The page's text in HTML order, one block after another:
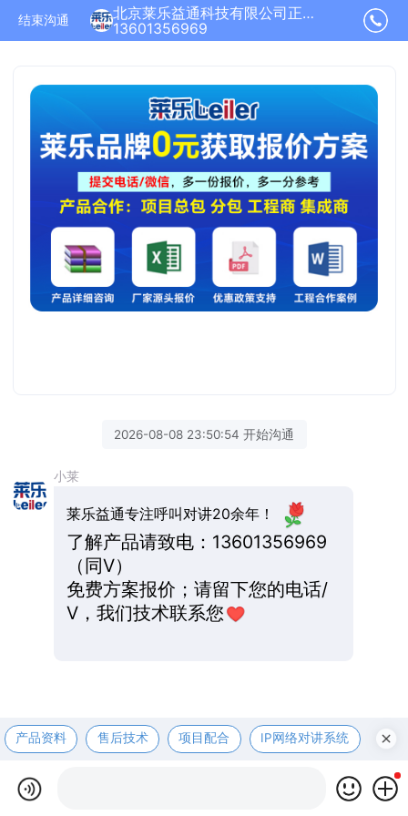
结束沟通
北京莱乐益通科技有限公司正在为您服务
13601356969
2026-08-08 23:50:54 开始沟通
小莱
莱乐益通专注呼叫对讲20余年！
了解产品请致电：13601356969
（同V）
免费方案报价；请留下您的电话/
V，我们技术联系您
产品资料 售后技术 项目配合 IP网络对讲系统 医